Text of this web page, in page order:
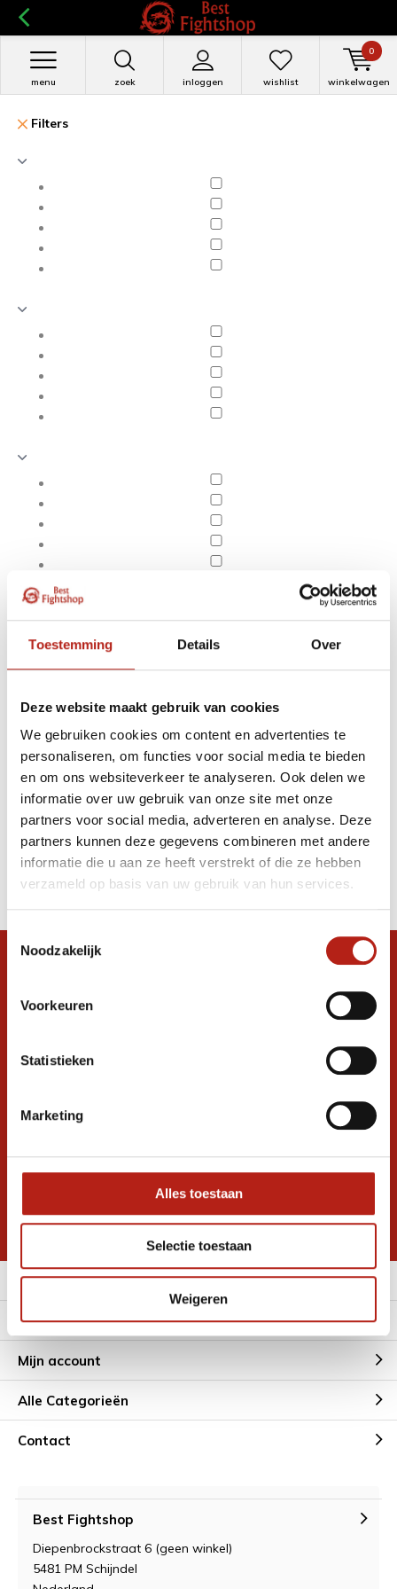
Toestemming Details Over
Deze website maakt gebruik van cookies
We gebruiken cookies om content en advertenties te
personaliseren, om functies voor social media te bieden
en om ons websiteverkeer te analyseren. Ook delen we
informatie over uw gebruik van onze site met onze
partners voor social media, adverteren en analyse. Deze
partners kunnen deze gegevens combineren met andere
informatie die u aan ze heeft verstrekt of die ze hebben
verzameld op basis van uw gebruik van hun services.
Toestemmingsselectie
Noodzakelijk
Voorkeuren
Statistieken
Marketing
Alles toestaan
Selectie toestaan
Weigeren
zoek inloggen
menu wishlist winkelwagen
0
Filters
Apply filters
Producten getagd met
Anglebag/ Bokszak 160
cm met Hoek Zwart
Producten
Filter
Stel je vraag in de chat, en we helpen je
graag verder. 24/7
Volg ons
promoties
* Lees hier de wettelijke beperkingen
Meer informatie
Klantenservice
Mijn account
Alle Categorieën
Contact
Best Fightshop
Diepenbrockstraat 6 (geen winkel)
5481 PM Schijndel